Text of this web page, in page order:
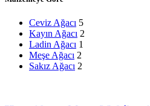
Ceviz Ağacı 5
Kayın Ağacı 2
Ladin Ağacı 1
Meşe Ağacı 2
Sakız Ağacı 2